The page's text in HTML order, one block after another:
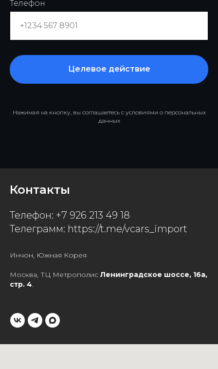
Телефон
Целевое действие
Нажимая на кнопку, вы соглашаетесь с условиями о персональных
данных
Контакты
Телефон: +7 926 213 49 18
Телеграмм: https://t.me/vcars_import
Инчон, Южная Корея
Москва, ТЦ Метрополис Ленинградское шоссе, 16а,
стр. 4.